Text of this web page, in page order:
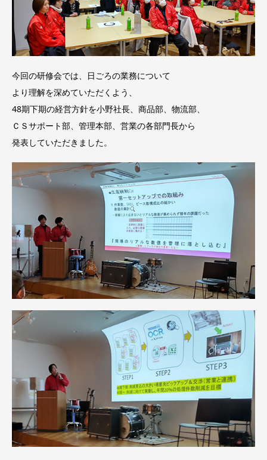
今回の研修会では、日ごろの業務について
より理解を深めていただくよう、
48期下期の経営方針を小野社長、商品部、物流部、
ＣＳサポート部、管理本部、営業の各部門長から
発表していただきました。